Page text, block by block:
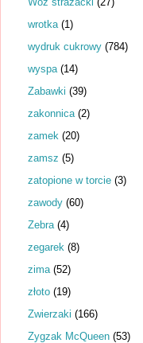
wrotka (1)
wydruk cukrowy (784)
wyspa (14)
Zabawki (39)
zakonnica (2)
zamek (20)
zamsz (5)
zatopione w torcie (3)
zawody (60)
Zebra (4)
zegarek (8)
zima (52)
złoto (19)
Zwierzaki (166)
Zygzak McQueen (53)